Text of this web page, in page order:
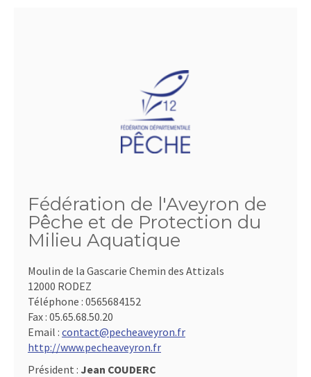
Fédération de l'Aveyron de
Pêche et de Protection du
Milieu Aquatique
Moulin de la Gascarie Chemin des Attizals
12000 RODEZ
Téléphone : 0565684152
Fax : 05.65.68.50.20
Email : contact@pecheaveyron.fr
http://www.pecheaveyron.fr
Président : Jean COUDERC